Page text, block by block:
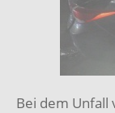
Bei dem Unfall